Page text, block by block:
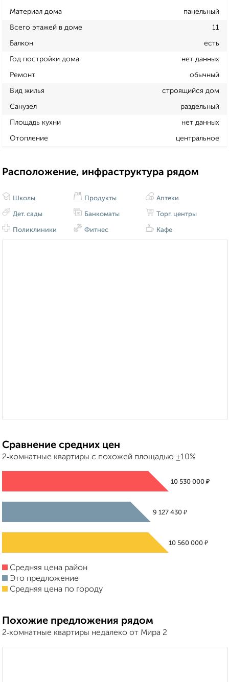
Материал дома панельный
Всего этажей в доме 11
Балкон есть
Год постройки дома нет данных
Ремонт обычный
Вид жилья строящийся дом
Санузел раздельный
Площадь кухни нет данных
Отопление центральное
Расположение, инфраструктура рядом
Школы
Дет. сады
Поликлиники
Продукты
Банкоматы
Фитнес
Аптеки
Торг. центры
Кафе
Сравнение средних цен
2‑комнатные квартиры с похожей площадью ±10%
10 530 000 ₽
9 127 430 ₽
10 560 000 ₽
Средняя цена район
Это предложение
Средняя цена по городу
Похожие предложения рядом
2‑комнатные квартиры недалеко от Мира 2